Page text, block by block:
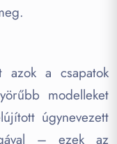
azok a csapatok
modelleket
úgynevezett
– ezek az